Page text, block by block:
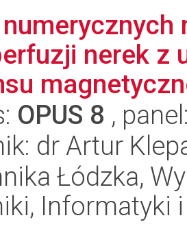
nerek z
OPUS 8 ,
dr Artur
Łódzka,
Informatyki